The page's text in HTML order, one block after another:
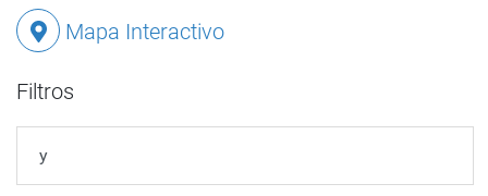
Mapa Interactivo
Filtros